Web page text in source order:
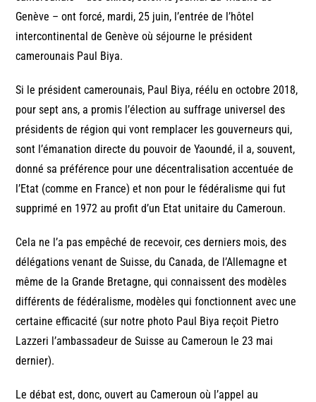
Genève – ont forcé, mardi, 25 juin, l’entrée de l’hôtel
intercontinental de Genève où séjourne le président
camerounais Paul Biya.
Si le président camerounais, Paul Biya, réélu en octobre 2018,
pour sept ans, a promis l’élection au suffrage universel des
présidents de région qui vont remplacer les gouverneurs qui,
sont l’émanation directe du pouvoir de Yaoundé, il a, souvent,
donné sa préférence pour une décentralisation accentuée de
l’Etat (comme en France) et non pour le fédéralisme qui fut
supprimé en 1972 au profit d’un Etat unitaire du Cameroun.
Cela ne l’a pas empêché de recevoir, ces derniers mois, des
délégations venant de Suisse, du Canada, de l’Allemagne et
même de la Grande Bretagne, qui connaissent des modèles
différents de fédéralisme, modèles qui fonctionnent avec une
certaine efficacité (sur notre photo Paul Biya reçoit Pietro
Lazzeri l’ambassadeur de Suisse au Cameroun le 23 mai
dernier).
Le débat est, donc, ouvert au Cameroun où l’appel au